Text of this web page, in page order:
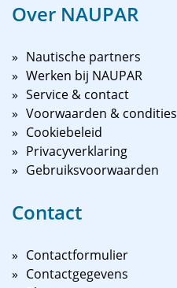
Over NAUPAR
Nautische partners
Werken bij NAUPAR
Service & contact
Voorwaarden & condities
Cookiebeleid
Privacyverklaring
Gebruiksvoorwaarden
Contact
Contactformulier
Contactgegevens